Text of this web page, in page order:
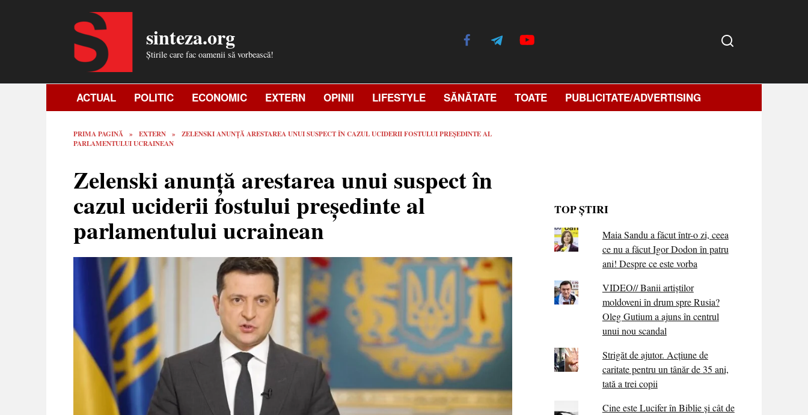
sinteza.org
Știrile care fac oamenii să vorbească!
ACTUAL POLITIC ECONOMIC EXTERN OPINII LIFESTYLE SĂNĂTATE TOATE PUBLICITATE/ADVERTISING
PRIMA PAGINĂ » EXTERN »
ZELENSKI ANUNȚĂ ARESTAREA UNUI SUSPECT ÎN CAZUL UCIDERII FOSTULUI PREȘEDINTE AL
PARLAMENTULUI UCRAINEAN
Zelenski anunță arestarea unui suspect în
cazul uciderii fostului președinte al
parlamentului ucrainean
TOP ȘTIRI
Maia Sandu a făcut într-o zi, ceea
ce nu a făcut Igor Dodon în patru
ani! Despre ce este vorba
VIDEO// Banii artiștilor
moldoveni în drum spre Rusia?
Oleg Gutium a ajuns în centrul
unui nou scandal
Strigăt de ajutor. Acțiune de
caritate pentru un tânăr de 35 ani,
tată a trei copii
Cine este Lucifer în Biblie și cât de